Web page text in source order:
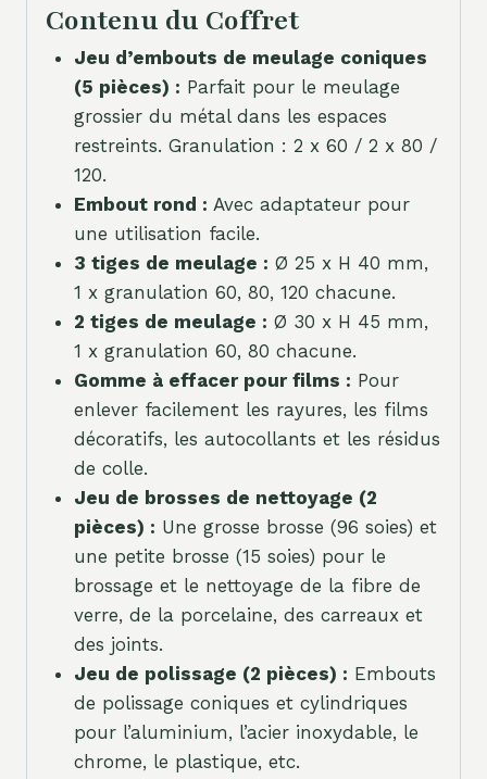
Contenu du Coffret
Jeu d’embouts de meulage coniques
(5 pièces) : Parfait pour le meulage
grossier du métal dans les espaces
restreints. Granulation : 2 x 60 / 2 x 80 /
120.
Embout rond : Avec adaptateur pour
une utilisation facile.
3 tiges de meulage : Ø 25 x H 40 mm,
1 x granulation 60, 80, 120 chacune.
2 tiges de meulage : Ø 30 x H 45 mm,
1 x granulation 60, 80 chacune.
Gomme à effacer pour films : Pour
enlever facilement les rayures, les films
décoratifs, les autocollants et les résidus
de colle.
Jeu de brosses de nettoyage (2
pièces) : Une grosse brosse (96 soies) et
une petite brosse (15 soies) pour le
brossage et le nettoyage de la fibre de
verre, de la porcelaine, des carreaux et
des joints.
Jeu de polissage (2 pièces) : Embouts
de polissage coniques et cylindriques
pour l’aluminium, l’acier inoxydable, le
chrome, le plastique, etc.